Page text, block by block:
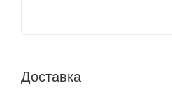
Доставка